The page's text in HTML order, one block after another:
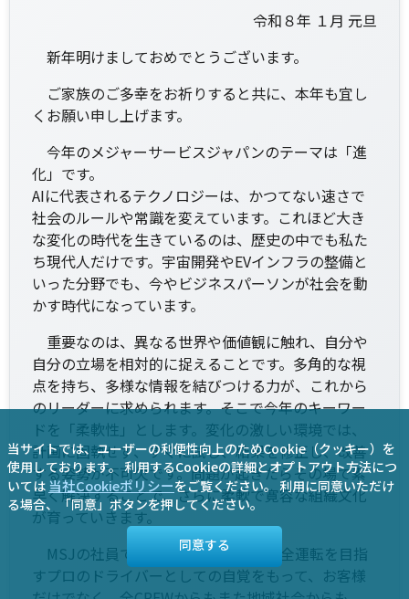
令和８年 １月 元旦
新年明けましておめでとうございます。
ご家族のご多幸をお祈りすると共に、本年も宜し
くお願い申し上げます。
今年のメジャーサービスジャパンのテーマは「進
化」です。
AIに代表されるテクノロジーは、かつてない速さで
社会のルールや常識を変えています。これほど大き
な変化の時代を生きているのは、歴史の中でも私た
ち現代人だけです。宇宙開発やEVインフラの整備と
いった分野でも、今やビジネスパーソンが社会を動
かす時代になっています。
重要なのは、異なる世界や価値観に触れ、自分や
自分の立場を相対的に捉えることです。多角的な視
点を持ち、多様な情報を結びつける力が、これから
のリーダーに求められます。そこで今年のキーワー
ドを「柔軟性」とします。変化の激しい環境では、
計画に固執せず、すぐに試し、結果を修正し、改善
する姿勢が不可欠です。問題が起きたらその場で素
早く解決することで、さらに柔軟で寛容な組織文化
が育っていきます。
MSJの社員であることを誇りに、安全運転を目指
すプロのドライバーとしての自覚をもって、お客様
当サイトでは、ユーザーの利便性向上のためCookie（クッキー）を
使用しております。利用するCookieの詳細とオプトアウト方法につ
いては 当社Cookieポリシーをご覧ください。 利用に同意いただけ
る場合、「同意」ボタンを押してください。
同意する